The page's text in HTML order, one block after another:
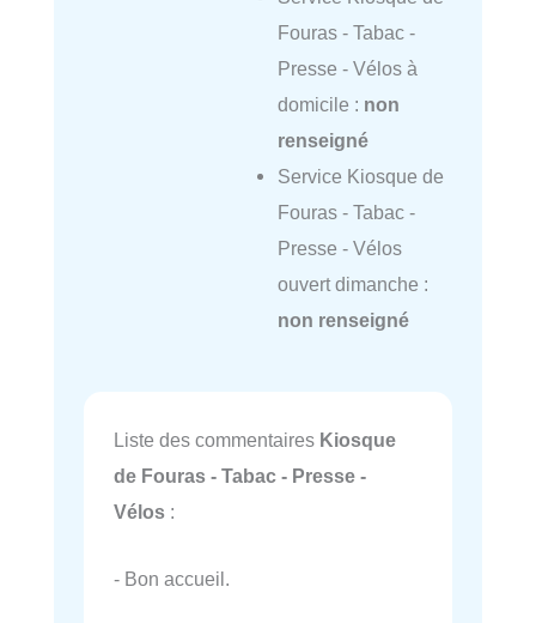
Fouras - Tabac -
Presse - Vélos à
domicile : non
renseigné
Service Kiosque de
Fouras - Tabac -
Presse - Vélos
ouvert dimanche :
non renseigné
Liste des commentaires Kiosque
de Fouras - Tabac - Presse -
Vélos :
- Bon accueil.